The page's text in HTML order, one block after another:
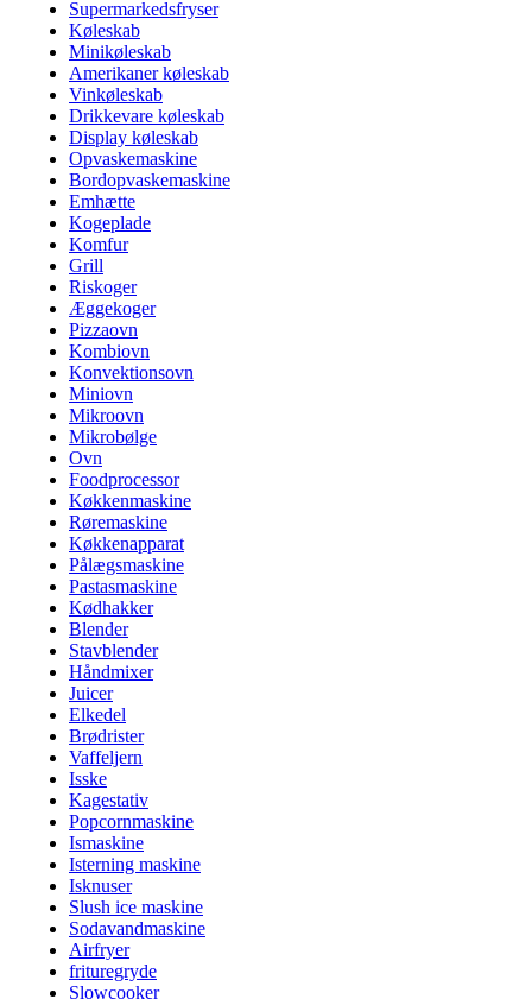
Supermarkedsfryser
Køleskab
Minikøleskab
Amerikaner køleskab
Vinkøleskab
Drikkevare køleskab
Display køleskab
Opvaskemaskine
Bordopvaskemaskine
Emhætte
Kogeplade
Komfur
Grill
Riskoger
Æggekoger
Pizzaovn
Kombiovn
Konvektionsovn
Miniovn
Mikroovn
Mikrobølge
Ovn
Foodprocessor
Køkkenmaskine
Røremaskine
Køkkenapparat
Pålægsmaskine
Pastasmaskine
Kødhakker
Blender
Stavblender
Håndmixer
Juicer
Elkedel
Brødrister
Vaffeljern
Isske
Kagestativ
Popcornmaskine
Ismaskine
Isterning maskine
Isknuser
Slush ice maskine
Sodavandmaskine
Airfryer
frituregryde
Slowcooker